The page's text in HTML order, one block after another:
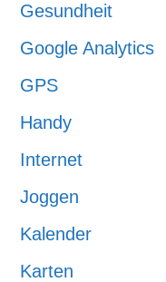
Gesundheit
Google Analytics
GPS
Handy
Internet
Joggen
Kalender
Karten